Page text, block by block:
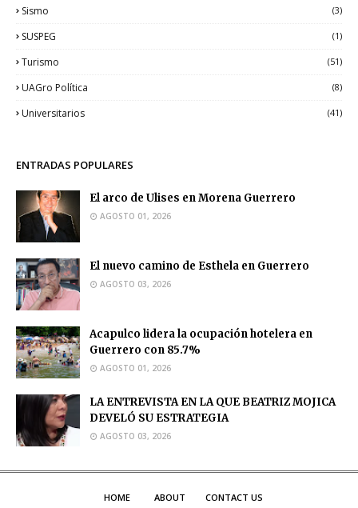
Sismo (3)
SUSPEG (1)
Turismo (51)
UAGro Política (8)
Universitarios (41)
ENTRADAS POPULARES
El arco de Ulises en Morena Guerrero
AGOSTO 01, 2026
El nuevo camino de Esthela en Guerrero
AGOSTO 03, 2026
Acapulco lidera la ocupación hotelera en
Guerrero con 85.7%
AGOSTO 01, 2026
LA ENTREVISTA EN LA QUE BEATRIZ MOJICA
DEVELÓ SU ESTRATEGIA
AGOSTO 03, 2026
HOME ABOUT CONTACT US